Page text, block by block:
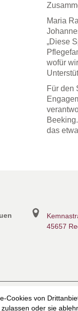
von
oder sie
Maria
„Diese
wofür
Für den
das
45657